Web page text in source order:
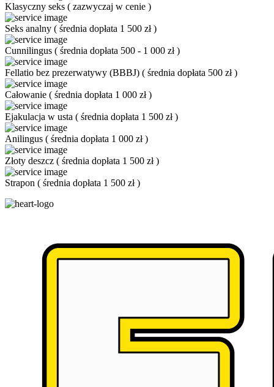
Klasyczny seks ( zazwyczaj w cenie )
Seks analny ( średnia dopłata 1 500 zł)
Cunnilingus ( średnia dopłata 500 - 1 000 zł)
Fellatio bez prezerwatywy (BBBJ) ( średnia dopłata 500 zł)
Całowanie ( średnia dopłata 1 000 zł)
Ejakulacja w usta ( średnia dopłata 1 500 zł)
Anilingus ( średnia dopłata 1 000 zł)
Złoty deszcz ( średnia dopłata 1 500 zł)
Strapon ( średnia dopłata 1 500 zł)